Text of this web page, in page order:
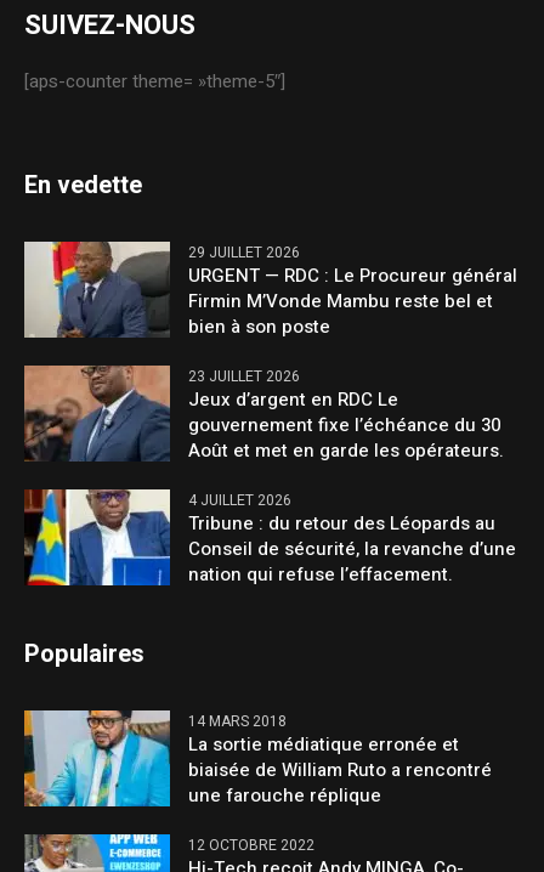
SUIVEZ-NOUS
[aps-counter theme= »theme-5″]
En vedette
29 JUILLET 2026
URGENT — RDC : Le Procureur général
Firmin M’Vonde Mambu reste bel et
bien à son poste
23 JUILLET 2026
Jeux d’argent en RDC Le
gouvernement fixe l’échéance du 30
Août et met en garde les opérateurs.
4 JUILLET 2026
Tribune : du retour des Léopards au
Conseil de sécurité, la revanche d’une
nation qui refuse l’effacement.
Populaires
14 MARS 2018
La sortie médiatique erronée et
biaisée de William Ruto a rencontré
une farouche réplique
12 OCTOBRE 2022